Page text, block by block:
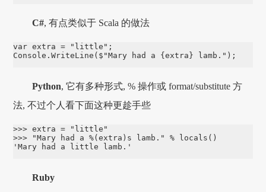
C#, 有点类似于 Scala 的做法
var extra = "little";
Console.WriteLine($"Mary had a {extra} lamb.");
Python, 它有多种形式, % 操作或 format/substitute 方
法, 不过个人看下面这种更趁手些
>>> extra = "little"
>>> "Mary had a %(extra)s lamb." % locals()
'Mary had a little lamb.'
Ruby